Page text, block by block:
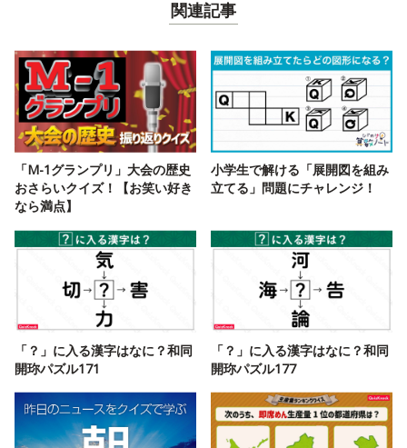
関連記事
「M-1グランプリ」大会の歴史
おさらいクイズ！【お笑い好き
なら満点】
小学生で解ける「展開図を組み
立てる」問題にチャレンジ！
「？」に入る漢字はなに？和同
開珎パズル171
「？」に入る漢字はなに？和同
開珎パズル177